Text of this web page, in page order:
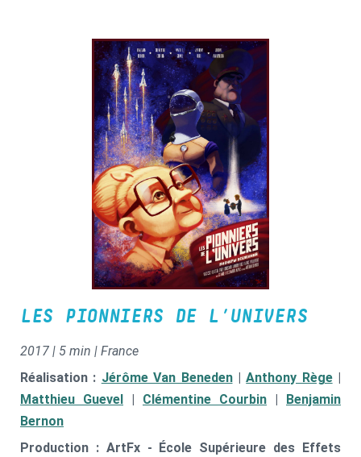
LES PIONNIERS DE L’UNIVERS
2017 | 5 min | France
Réalisation : Jérôme Van Beneden|Anthony Rège|
Matthieu Guevel
Clémentine Courbin
Benjamin
Bernon
Production : ArtFx - École Supérieure des Effets